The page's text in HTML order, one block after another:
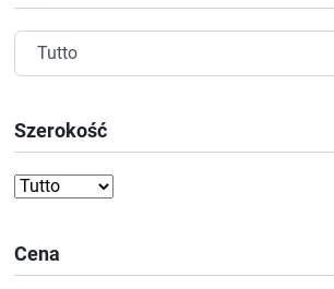
Szerokość
Cena